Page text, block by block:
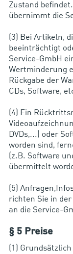
Zustand
übernimmt die
(3) Bei Artikeln,
beeinträchtigt
Service-GmbH
Wertminderung
Rückgabe der
CDs, Software,
(4) Ein
DVDs,...) oder
worden sind,
(z.B. Software
übermittelt
(5)
richten Sie in der
an die Service-
§ 5 Preise
(1)